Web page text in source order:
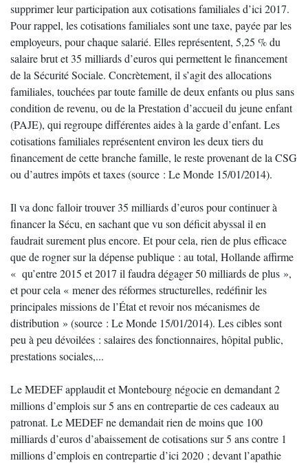
supprimer leur participation aux cotisations familiales d’ici 2017.
Pour rappel, les cotisations familiales sont une taxe, payée par les
employeurs, pour chaque salarié. Elles représentent, 5,25 % du
salaire brut et 35 milliards d’euros qui permettent le financement
de la Sécurité Sociale. Concrètement, il s’agit des allocations
familiales, touchées par toute famille de deux enfants ou plus sans
condition de revenu, ou de la Prestation d’accueil du jeune enfant
(PAJE), qui regroupe différentes aides à la garde d’enfant. Les
cotisations familiales représentent environ les deux tiers du
financement de cette branche famille, le reste provenant de la CSG
ou d’autres impôts et taxes (source : Le Monde 15/01/2014).
Il va donc falloir trouver 35 milliards d’euros pour continuer à
financer la Sécu, en sachant que vu son déficit abyssal il en
faudrait surement plus encore. Et pour cela, rien de plus efficace
que de rogner sur la dépense publique : au total, Hollande affirme
« qu’entre 2015 et 2017 il faudra dégager 50 milliards de plus »,
et pour cela « mener des réformes structurelles, redéfinir les
principales missions de l’État et revoir nos mécanismes de
distribution » (source : Le Monde 15/01/2014). Les cibles sont
peu à peu dévoilées : salaires des fonctionnaires, hôpital public,
prestations sociales,...
Le MEDEF applaudit et Montebourg négocie en demandant 2
millions d’emplois sur 5 ans en contrepartie de ces cadeaux au
patronat. Le MEDEF ne demandait rien de moins que 100
milliards d’euros d’abaissement de cotisations sur 5 ans contre 1
millions d’emplois en contrepartie d’ici 2020 ; devant l’apathie